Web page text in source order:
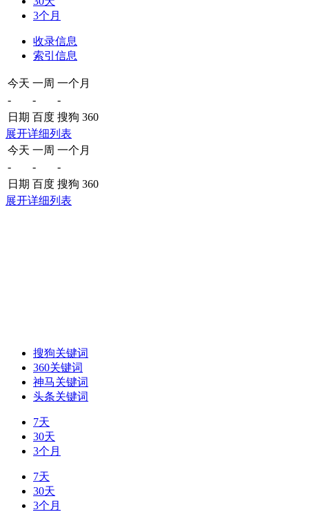
3个月
收录信息
索引信息
今天 一周 一个月
-
-
-
日期 百度 搜狗 360
展开详细列表
今天 一周 一个月
-
-
-
日期 百度 搜狗 360
展开详细列表
搜狗关键词
360关键词
神马关键词
头条关键词
7天
30天
3个月
7天
30天
3个月